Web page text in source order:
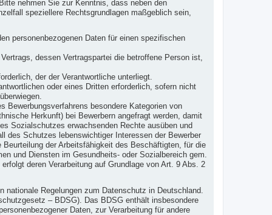
nehmen Sie zur Kenntnis, dass neben den
speziellere Rechtsgrundlagen maßgeblich sein,
personenbezogenen Daten für einen spezifischen
dessen Vertragspartei die betroffene Person ist,
der der Verantwortliche unterliegt.
oder eines Dritten erforderlich, sofern nicht
Bewerbungsverfahrens besondere Kategorien von
Herkunft) bei Bewerbern angefragt werden, damit
Sozialschutzes erwachsenden Rechte ausüben und
des Schutzes lebenswichtiger Interessen der Bewerber
der Arbeitsfähigkeit des Beschäftigten, für die
und Diensten im Gesundheits- oder Sozialbereich gem.
deren Verarbeitung auf Grundlage von Art. 9 Abs. 2
nationale Regelungen zum Datenschutz in Deutschland.
– BDSG). Das BDSG enthält insbesondere
Daten, zur Verarbeitung für andere